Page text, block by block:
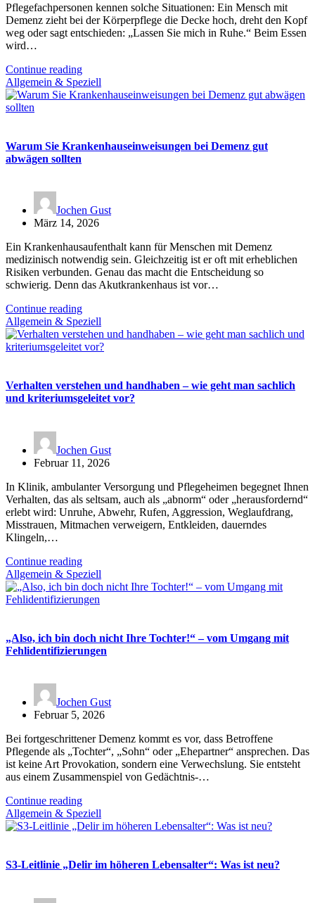
Pflegefachpersonen kennen solche Situationen: Ein Mensch mit
Demenz zieht bei der Körperpflege die Decke hoch, dreht den Kopf
weg oder sagt entschieden: „Lassen Sie mich in Ruhe.“ Beim Essen
wird…
Continue reading
Allgemein & Speziell
Warum Sie Krankenhauseinweisungen bei Demenz gut
abwägen sollten
Jochen Gust
März 14, 2026
Ein Krankenhausaufenthalt kann für Menschen mit Demenz
medizinisch notwendig sein. Gleichzeitig ist er oft mit erheblichen
Risiken verbunden. Genau das macht die Entscheidung so
schwierig. Denn das Akutkrankenhaus ist vor…
Continue reading
Allgemein & Speziell
Verhalten verstehen und handhaben – wie geht man sachlich
und kriteriumsgeleitet vor?
Jochen Gust
Februar 11, 2026
In Klinik, ambulanter Versorgung und Pflegeheimen begegnet Ihnen
Verhalten, das als seltsam, auch als „abnorm“ oder „herausfordernd“
erlebt wird: Unruhe, Abwehr, Rufen, Aggression, Weglaufdrang,
Misstrauen, Mitmachen verweigern, Entkleiden, dauerndes
Klingeln,…
Continue reading
Allgemein & Speziell
„Also, ich bin doch nicht Ihre Tochter!“ – vom Umgang mit
Fehlidentifizierungen
Jochen Gust
Februar 5, 2026
Bei fortgeschrittener Demenz kommt es vor, dass Betroffene
Pflegende als „Tochter“, „Sohn“ oder „Ehepartner“ ansprechen. Das
ist keine Art Provokation, sondern eine Verwechslung. Sie entsteht
aus einem Zusammenspiel von Gedächtnis-…
Continue reading
Allgemein & Speziell
S3-Leitlinie „Delir im höheren Lebensalter“: Was ist neu?